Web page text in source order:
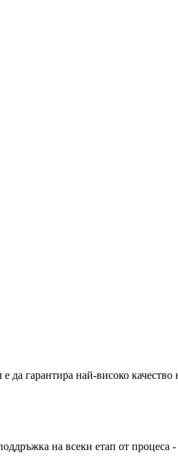
гарантира най-високо качество
на всеки етап от процеса